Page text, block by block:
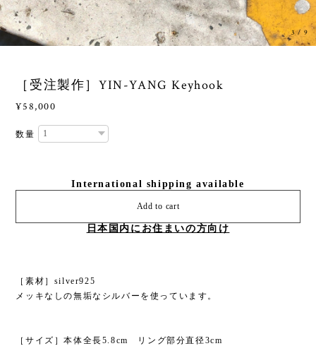
3/9
［受注製作］YIN-YANG Keyhook
¥58,000
数量
International shipping available
Add to cart
日本国内にお住まいの方向け
［素材］silver925
メッキなしの無垢なシルバーを使っています。
［サイズ］本体全長5.8cm リング部分直径3cm